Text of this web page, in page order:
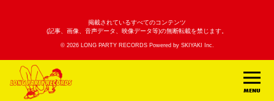
MENU
掲載されているすべてのコンテンツ
(記事、画像、音声データ、映像データ等)の無断転載を禁じます。
© 2026 LONG PARTY RECORDS Powered by SKIYAKI Inc.